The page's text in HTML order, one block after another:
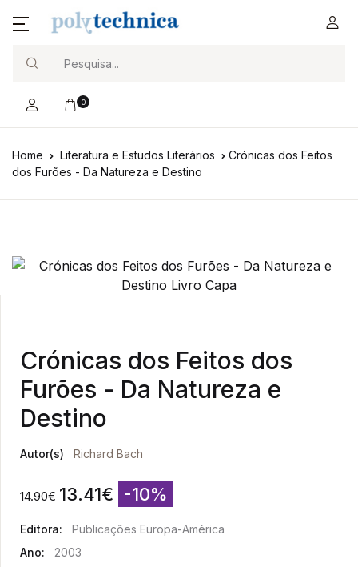
0
Home Literatura e Estudos Literários
Crónicas dos Feitos
dos Furões - Da Natureza e Destino
Crónicas dos Feitos dos
Furões - Da Natureza e
Destino
Autor(s) Richard Bach
14.90€ 13.41€ -10%
Editora:
Publicações Europa-América
Ano:
2003